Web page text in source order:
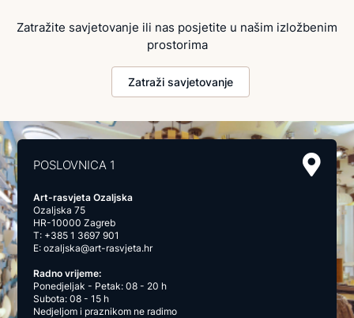
Zatražite savjetovanje ili nas posjetite u našim izložbenim
prostorima
Zatraži savjetovanje
POSLOVNICA 1
Art-rasvjeta Ozaljska
Ozaljska 75
HR-10000 Zagreb
T: +385 1 3697 901
E:ozaljska@art-rasvjeta.hr
Radno vrijeme:
Ponedjeljak - Petak: 08 - 20 h
Subota: 08 - 15 h
Nedjeljom i praznikom ne radimo